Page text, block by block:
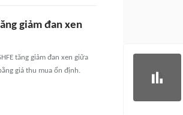
giảm đan xen
tăng giảm đan xen giữa
giá thu mua ổn định.